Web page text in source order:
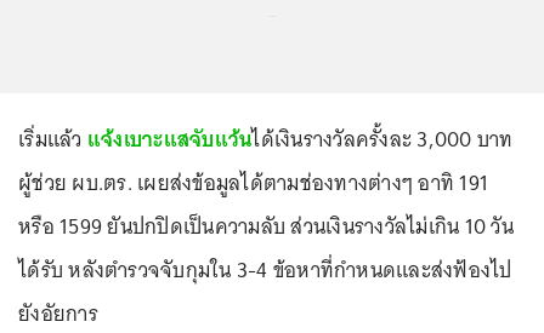
เริ่มแล้ว แจ้งเบาะแสจับแว้นได้เงินรางวัลครั้งละ 3,000 บาท
ผู้ช่วย ผบ.ตร. เผยส่งข้อมูลได้ตามช่องทางต่างๆ อาทิ 191
หรือ 1599 ยันปกปิดเป็นความลับ ส่วนเงินรางวัลไม่เกิน 10 วัน
ได้รับ หลังตำรวจจับกุมใน 3-4 ข้อหาที่กำหนดและส่งฟ้องไป
ยังอัยการ